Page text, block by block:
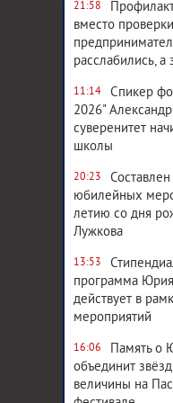
21:58
вместо
расслабились, а
11:14
Спикер
2026"
суверенитет
школы
20:23
юбилейных
летию со дня
Лужкова
13:53
программа
действует в
мероприятий
16:06
Память о
объединит
величины на